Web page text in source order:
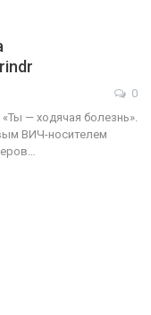
0
— ходячая болезнь».
ВИЧ-носителем